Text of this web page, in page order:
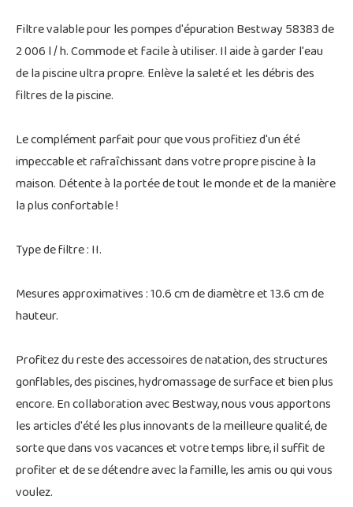
Filtre valable pour les pompes d'épuration Bestway 58383 de
2 006 l / h. Commode et facile à utiliser. Il aide à garder l'eau
de la piscine ultra propre. Enlève la saleté et les débris des
filtres de la piscine.
Le complément parfait pour que vous profitiez d'un été
impeccable et rafraîchissant dans votre propre piscine à la
maison. Détente à la portée de tout le monde et de la manière
la plus confortable !
Type de filtre : II.
Mesures approximatives : 10.6 cm de diamètre et 13.6 cm de
hauteur.
Profitez du reste des accessoires de natation, des structures
gonflables, des piscines, hydromassage de surface et bien plus
encore. En collaboration avec Bestway, nous vous apportons
les articles d'été les plus innovants de la meilleure qualité, de
sorte que dans vos vacances et votre temps libre, il suffit de
profiter et de se détendre avec la famille, les amis ou qui vous
voulez.